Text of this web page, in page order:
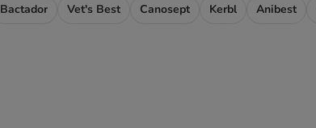
Bactador Vet's Best Canosept Kerbl Anibest